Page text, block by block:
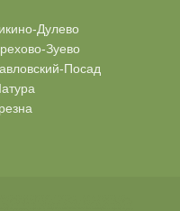
Дулево
Зуево
Посад